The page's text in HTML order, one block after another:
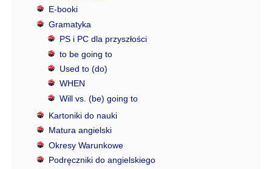
E-booki
Gramatyka
PS i PC dla przyszłości
to be going to
Used to (do)
WHEN
Will vs. (be) going to
Kartoniki do nauki
Matura angielski
Okresy Warunkowe
Podręczniki do angielskiego